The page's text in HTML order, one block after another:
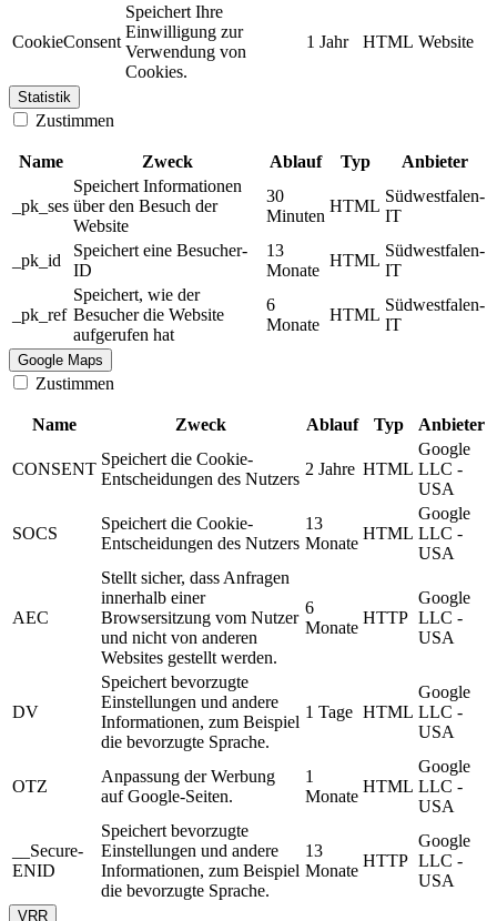
CookieConsent
Speichert Ihre
Einwilligung zur
Verwendung von
Cookies.
1 Jahr HTML Website
Statistik
Zustimmen
Name Zweck Ablauf Typ Anbieter
_pk_ses
Speichert Informationen
über den Besuch der
Website
30
Minuten
HTML
Südwestfalen-
IT
_pk_id
Speichert eine Besucher-
ID
13
Monate
HTML
Südwestfalen-
IT
_pk_ref
Speichert, wie der
Besucher die Website
aufgerufen hat
6
Monate
HTML
Südwestfalen-
IT
Google Maps
Zustimmen
Name Zweck Ablauf Typ Anbieter
CONSENT
Speichert die Cookie-
Entscheidungen des Nutzers
2 Jahre HTML
Google
LLC -
USA
SOCS
Speichert die Cookie-
Entscheidungen des Nutzers
13
Monate
HTML
Google
LLC -
USA
AEC
Stellt sicher, dass Anfragen
innerhalb einer
Browsersitzung vom Nutzer
und nicht von anderen
Websites gestellt werden.
6
Monate
HTTP
Google
LLC -
USA
DV
Speichert bevorzugte
Einstellungen und andere
Informationen, zum Beispiel
die bevorzugte Sprache.
1 Tage HTML
Google
LLC -
USA
OTZ
Anpassung der Werbung
auf Google-Seiten.
1
Monate
HTML
Google
LLC -
USA
__Secure-
ENID
Speichert bevorzugte
Einstellungen und andere
Informationen, zum Beispiel
die bevorzugte Sprache.
13
Monate
HTTP
Google
LLC -
USA
VRR